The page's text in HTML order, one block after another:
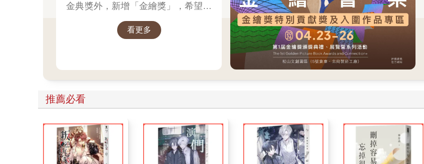
金典獎外，新增「金繪獎」，希望促
進台灣圖文出版的多元發展。獎項分
為「特別貢獻獎」、「繪本新人
看更多
推薦必看